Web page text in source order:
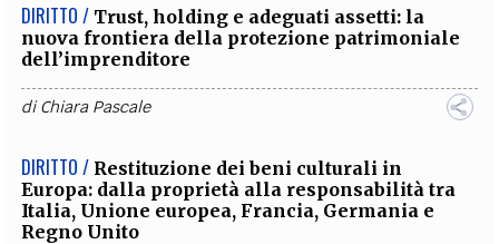
DIRITTO / Trust, holding e adeguati assetti: la
nuova frontiera della protezione patrimoniale
dell’imprenditore
diChiara Pascale
DIRITTO / Restituzione dei beni culturali in
Europa: dalla proprietà alla responsabilità tra
Italia, Unione europea, Francia, Germania e
Regno Unito